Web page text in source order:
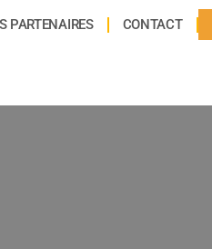
PARTENAIRES CONTACT